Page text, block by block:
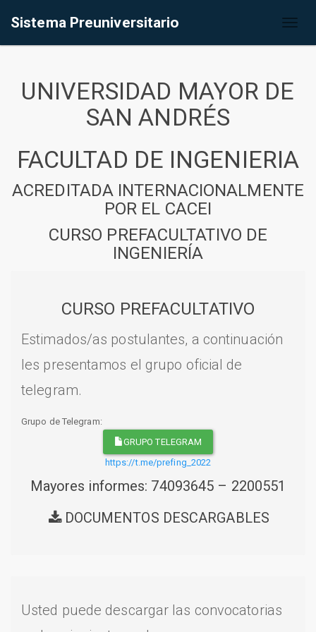
Sistema Preuniversitario
UNIVERSIDAD MAYOR DE
SAN ANDRÉS
FACULTAD DE INGENIERIA
ACREDITADA INTERNACIONALMENTE
POR EL CACEI
CURSO PREFACULTATIVO DE
INGENIERÍA
CURSO PREFACULTATIVO
Estimados/as postulantes, a continuación
les presentamos el grupo oficial de
telegram.
Grupo de Telegram:
GRUPO TELEGRAM
https://t.me/prefing_2022
Mayores informes: 74093645 – 2200551
DOCUMENTOS DESCARGABLES
Usted puede descargar las convocatorias